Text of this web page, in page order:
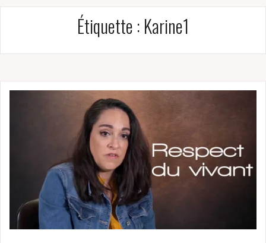
Étiquette : Karine1